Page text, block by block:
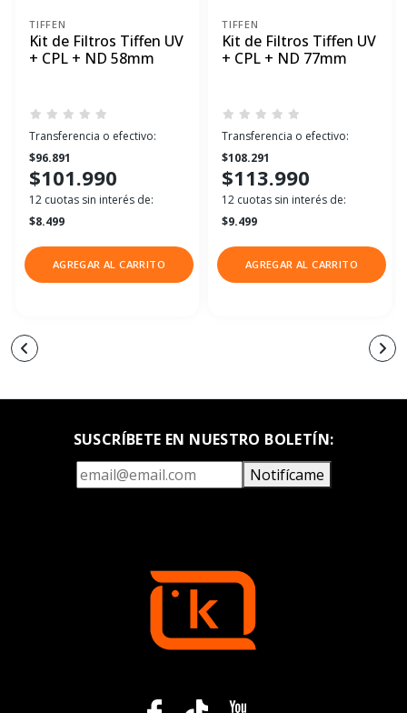
TIFFEN
Kit de Filtros Tiffen UV
+ CPL + ND 58mm
Transferencia o efectivo:
$96.891
$101.990
12 cuotas sin interés de:
$8.499
AGREGAR AL CARRITO
TIFFEN
Kit de Filtros Tiffen UV
+ CPL + ND 77mm
Transferencia o efectivo:
$108.291
$113.990
12 cuotas sin interés de:
$9.499
AGREGAR AL CARRITO
SUSCRÍBETE EN NUESTRO BOLETÍN:
Notifícame